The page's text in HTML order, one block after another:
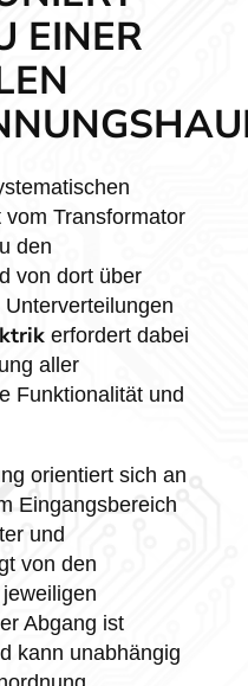
EINER
Transformator
den
von dort über
erfordert dabei
aller
Funktionalität und
orientiert sich an
Eingangsbereich
und
von den
Abgang ist
kann unabhängig